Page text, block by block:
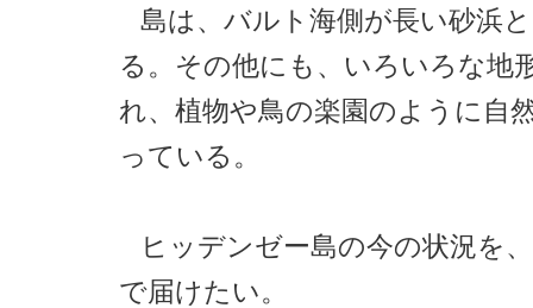
島は、バルト海側が長い砂浜
る。その他にも、いろいろな地
れ、植物や鳥の楽園のように自
っている。
ヒッデンゼー島の今の状況を
で届けたい。